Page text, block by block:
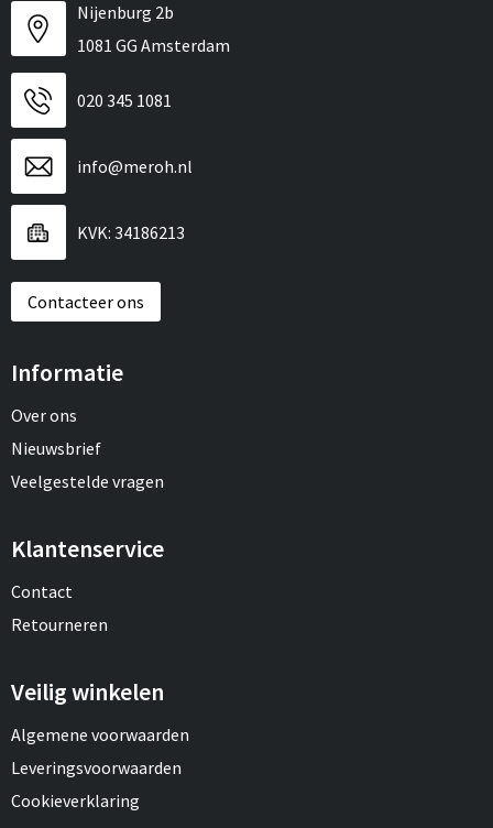
Nijenburg 2b
1081 GG Amsterdam
020 345 1081
info@meroh.nl
KVK: 34186213
Contacteer ons
Informatie
Over ons
Nieuwsbrief
Veelgestelde vragen
Klantenservice
Contact
Retourneren
Veilig winkelen
Algemene voorwaarden
Leveringsvoorwaarden
Cookieverklaring